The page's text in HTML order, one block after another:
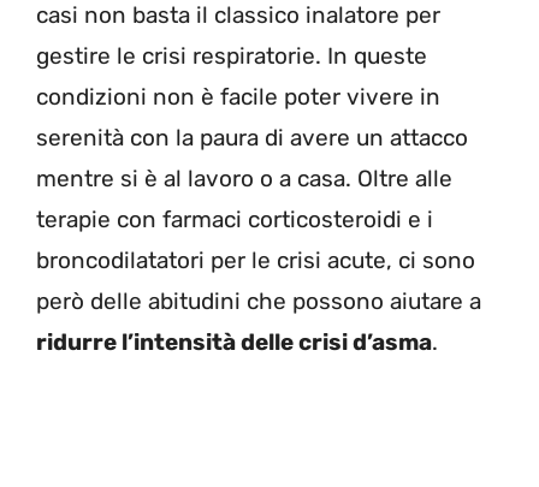
casi non basta il classico inalatore per
gestire le crisi respiratorie. In queste
condizioni non è facile poter vivere in
serenità con la paura di avere un attacco
mentre si è al lavoro o a casa. Oltre alle
terapie con farmaci corticosteroidi e i
broncodilatatori per le crisi acute, ci sono
però delle abitudini che possono aiutare a
ridurre l’intensità delle crisi d’asma.